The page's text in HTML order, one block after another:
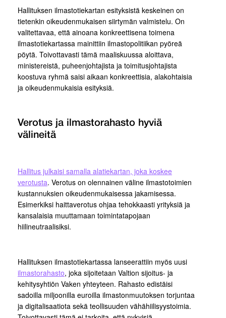
Hallituksen ilmastotiekartan esityksistä keskeinen on
tietenkin oikeudenmukaisen siirtymän valmistelu. On
valitettavaa, että ainoana konkreettisena toimena
ilmastotiekartassa mainittiin ilmastopolitiikan pyöreä
pöytä. Toivottavasti tämä maaliskuussa aloittava,
ministereistä, puheenjohtajista ja toimitusjohtajista
koostuva ryhmä saisi aikaan konkreettisia, alakohtaisia
ja oikeudenmukaisia esityksiä.
Verotus ja ilmastorahasto hyviä
välineitä
Hallitus julkaisi samalla alatiekartan, joka koskee
verotusta. Verotus on olennainen väline ilmastotoimien
kustannuksien oikeudenmukaisessa jakamisessa.
Esimerkiksi haittaverotus ohjaa tehokkaasti yrityksiä ja
kansalaisia muuttamaan toimintatapojaan
hiilineutraalisiksi.
Hallituksen ilmastotiekartassa lanseerattiin myös uusi
ilmastorahasto, joka sijoitetaan Valtion sijoitus- ja
kehitysyhtiön Vaken yhteyteen. Rahasto edistäisi
sadoilla miljoonilla euroilla ilmastonmuutoksen torjuntaa
ja digitalisaatiota sekä teollisuuden vähähiilisyystoimia.